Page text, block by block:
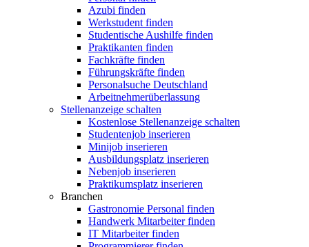
Azubi finden
Werkstudent finden
Studentische Aushilfe finden
Praktikanten finden
Fachkräfte finden
Führungskräfte finden
Personalsuche Deutschland
Arbeitnehmerüberlassung
Stellenanzeige schalten
Kostenlose Stellenanzeige schalten
Studentenjob inserieren
Minijob inserieren
Ausbildungsplatz inserieren
Nebenjob inserieren
Praktikumsplatz inserieren
Branchen
Gastronomie Personal finden
Handwerk Mitarbeiter finden
IT Mitarbeiter finden